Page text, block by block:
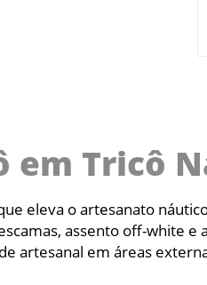
em Tricô
eleva o artesanato
assento off-white
artesanal em áreas